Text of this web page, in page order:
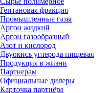
Гептановая фракция
Промышленные газы
Аргон жидкий
Аргон газообразный
Азот и кислород
Двуокись углерода пищевая
Продукция в жизни
Партнерам
Официальные дилеры
Карточка партнёра